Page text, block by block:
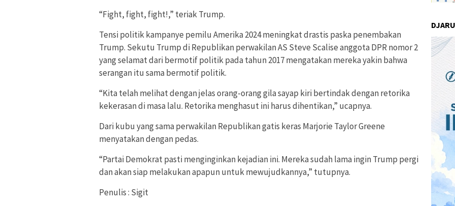
“Fight, fight, fight!,” teriak Trump.
Tensi politik kampanye pemilu Amerika 2024 meningkat drastis paska penembakan
Trump. Sekutu Trump di Republikan perwakilan AS Steve Scalise anggota DPR nomor 2
yang selamat dari bermotif politik pada tahun 2017 mengatakan mereka yakin bahwa
serangan itu sama bermotif politik.
“Kita telah melihat dengan jelas orang-orang gila sayap kiri bertindak dengan retorika
kekerasan di masa lalu. Retorika menghasut ini harus dihentikan,” ucapnya.
Dari kubu yang sama perwakilan Republikan gatis keras Marjorie Taylor Greene
menyatakan dengan pedas.
“Partai Demokrat pasti menginginkan kejadian ini. Mereka sudah lama ingin Trump pergi
dan akan siap melakukan apapun untuk mewujudkannya,” tutupnya.
Penulis : Sigit